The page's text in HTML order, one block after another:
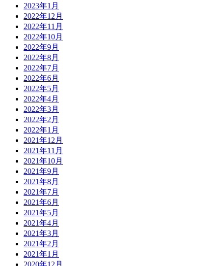
2023年1月
2022年12月
2022年11月
2022年10月
2022年9月
2022年8月
2022年7月
2022年6月
2022年5月
2022年4月
2022年3月
2022年2月
2022年1月
2021年12月
2021年11月
2021年10月
2021年9月
2021年8月
2021年7月
2021年6月
2021年5月
2021年4月
2021年3月
2021年2月
2021年1月
2020年12月